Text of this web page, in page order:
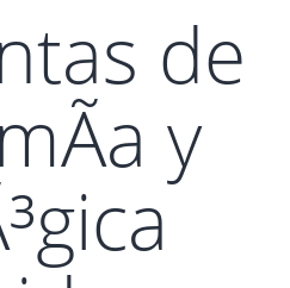
de
y